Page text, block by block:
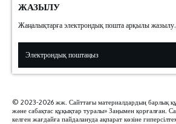
ЖАЗЫЛУ
Жаңалықтарға электрондық пошта арқылы жазылу.
© 2023-2026 жж. Сайттағы материалдардың барлық
және сабақтас құқықтар туралы» Заңымен қорғалған.
келген жағдайға пайдалануда ақпарат көзіне